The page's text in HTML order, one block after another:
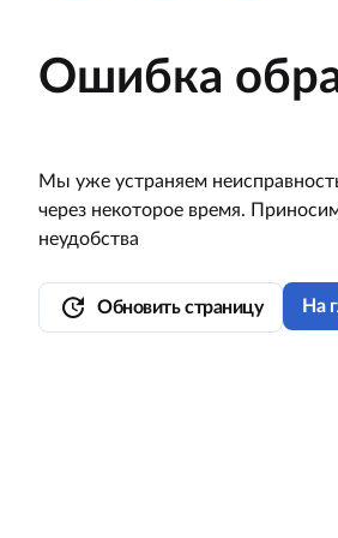
Ошибка
Мы уже устраняем
через некоторое время.
неудобства
update Обновить страницу На